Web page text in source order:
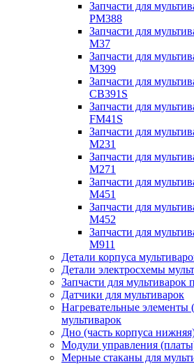
Запчасти для
PM388
Запчасти для
M37
Запчасти для
M399
Запчасти для
CB391S
Запчасти для
FM41S
Запчасти для
M231
Запчасти для
M271
Запчасти для
M451
Запчасти для
M452
Запчасти для
M911
Детали корпуса
Детали электросхемы
Запчасти для мультиварок
Датчики для мультиварок
Нагревательные
мультиварок
Дно (часть корпуса
Модули управления
Мерные стаканы для